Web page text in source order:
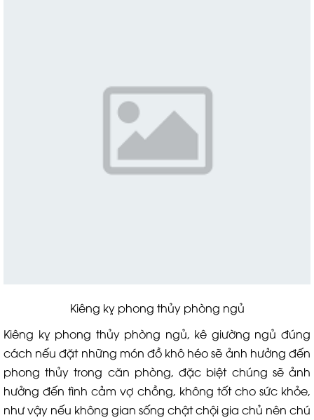
Kiêng kỵ phong thủy phòng ngủ
Kiêng kỵ phong thủy phòng ngủ, kê giường ngủ đúng
cách nếu đặt những món đồ khô héo sẽ ảnh hưởng đến
phong thủy trong căn phòng, đặc biệt chúng sẽ ảnh
hưởng đến tình cảm vợ chồng, không tốt cho sức khỏe,
như vậy nếu không gian sống chật chội gia chủ nên chú